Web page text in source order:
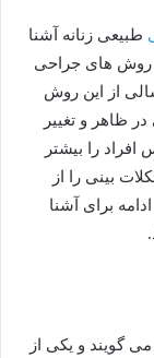
طبیعی زنانه آشنا
روش های جراحی
از این روش
ظاهر و تغییر
را بیشتر
بینی را از
برای آشنا
گویند و یکی از